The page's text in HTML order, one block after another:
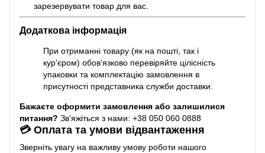
зарезервувати товар для вас.
Додаткова інформація
При отриманні товару (як на пошті, так і
кур'єром) обов'язково перевіряйте цілісність
упаковки та комплектацію замовлення в
присутності представника служби доставки.
Бажаєте оформити замовлення або залишилися
питання? Зв'яжіться з нами: +38 050 060 0888
💳 Оплата та умови відвантаження
Зверніть увагу на важливу умову роботи нашого